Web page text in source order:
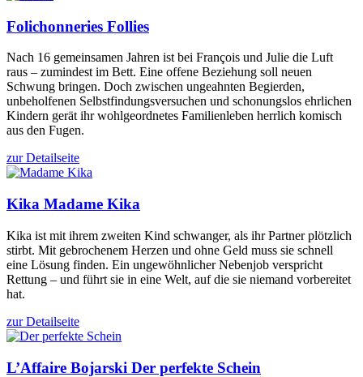
Folichonneries Follies
Nach 16 gemeinsamen Jahren ist bei François und Julie die Luft
raus – zumindest im Bett. Eine offene Beziehung soll neuen
Schwung bringen. Doch zwischen ungeahnten Begierden,
unbeholfenen Selbstfindungsversuchen und schonungslos ehrlichen
Kindern gerät ihr wohlgeordnetes Familienleben herrlich komisch
aus den Fugen.
zur Detailseite
Kika Madame Kika
Kika ist mit ihrem zweiten Kind schwanger, als ihr Partner plötzlich
stirbt. Mit gebrochenem Herzen und ohne Geld muss sie schnell
eine Lösung finden. Ein ungewöhnlicher Nebenjob verspricht
Rettung – und führt sie in eine Welt, auf die sie niemand vorbereitet
hat.
zur Detailseite
L’Affaire Bojarski Der perfekte Schein